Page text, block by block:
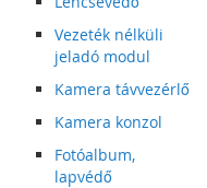
Vezeték nélküli
jeladó modul
Kamera távvezérlő
Kamera konzol
Fotóalbum,
lapvédő